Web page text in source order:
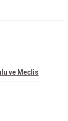
ve Meclis